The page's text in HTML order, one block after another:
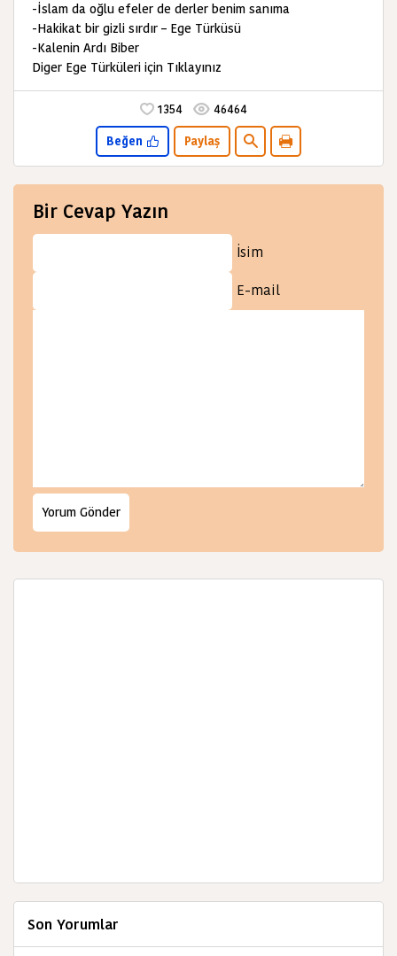
-İslam da oğlu efeler de derler benim sanıma
-Hakikat bir gizli sırdır – Ege Türküsü
-Kalenin Ardı Biber
Diger Ege Türküleri için Tıklayınız
1354 46464
Beğen Paylaş
Bir Cevap Yazın
İsim
E-mail
Son Yorumlar